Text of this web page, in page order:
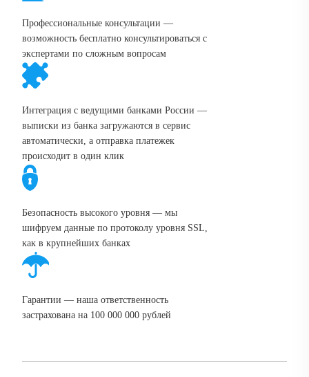
Профессиональные консультации —
возможность бесплатно консультироваться с
экспертами по сложным вопросам
Интеграция с ведущими банками России —
выписки из банка загружаются в сервис
автоматически, а отправка платежек
происходит в один клик
Безопасность высокого уровня — мы
шифруем данные по протоколу уровня SSL,
как в крупнейших банках
Гарантии — наша ответственность
застрахована на 100 000 000 рублей